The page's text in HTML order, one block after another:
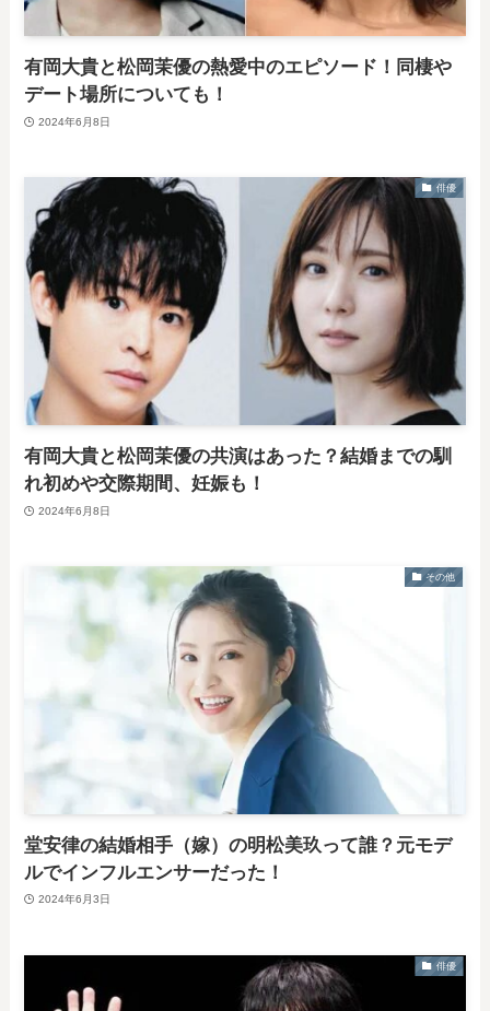
有岡大貴と松岡茉優の熱愛中のエピソード！同棲や
デート場所についても！
2024年6月8日
俳優
有岡大貴と松岡茉優の共演はあった？結婚までの馴
れ初めや交際期間、妊娠も！
2024年6月8日
その他
堂安律の結婚相手（嫁）の明松美玖って誰？元モデ
ルでインフルエンサーだった！
2024年6月3日
俳優